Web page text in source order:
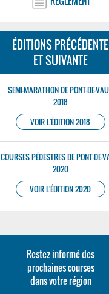
ÉDITIONS PRÉCÉDENTE
ET SUIVANTE
SEMI-MARATHON DE PONT-DE-
2018
VOIR L'ÉDITION 2018
COURSES PÉDESTRES DE PONT-DE-
2020
VOIR L'ÉDITION 2020
Restez informé des
prochaines courses
dans votre région